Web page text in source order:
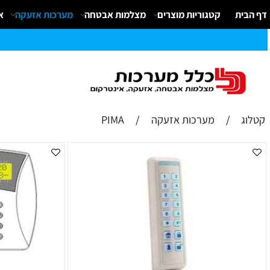
קטגוריות מוצרים מצלמות אבטחה מערכות אזעקה
/ מערכות אזעקה /
PIMA